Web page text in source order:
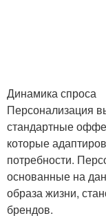
Динамика спроса
Персонализация
стандартные
которые
потребности.
основанные на
образа жизни,
брендов.